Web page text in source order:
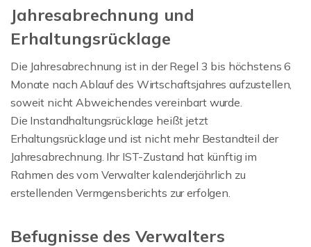
Jahresabrechnung und
Erhaltungsrücklage
Die Jahresabrechnung ist in der Regel 3 bis höchstens 6
Monate nach Ablauf des Wirtschaftsjahres aufzustellen,
soweit nicht Abweichendes vereinbart wurde.
Die Instandhaltungsrücklage heißt jetzt
Erhaltungsrücklage und ist nicht mehr Bestandteil der
Jahresabrechnung. Ihr IST-Zustand hat künftig im
Rahmen des vom Verwalter kalenderjährlich zu
erstellenden Vermgensberichts zur erfolgen.
Befugnisse des Verwalters